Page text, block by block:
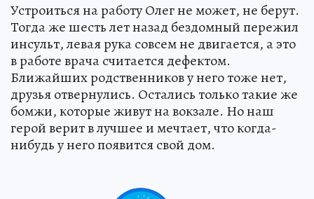
Устроиться на работу Олег не может, не берут.
Тогда же шесть лет назад бездомный пережил
инсульт, левая рука совсем не двигается, а это
в работе врача считается дефектом.
Ближайших родственников у него тоже нет,
друзья отвернулись. Остались только такие же
бомжи, которые живут на вокзале. Но наш
герой верит в лучшее и мечтает, что когда-
нибудь у него появится свой дом.